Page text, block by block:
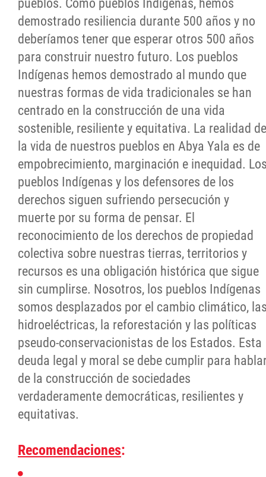
pueblos. Como pueblos Indígenas, hemos
demostrado resiliencia durante 500 años y no
deberíamos tener que esperar otros 500 años
para construir nuestro futuro. Los pueblos
Indígenas hemos demostrado al mundo que
nuestras formas de vida tradicionales se han
centrado en la construcción de una vida
sostenible, resiliente y equitativa. La realidad de
la vida de nuestros pueblos en Abya Yala es de
empobrecimiento, marginación e inequidad.
pueblos Indígenas y los defensores de los
derechos siguen sufriendo persecución y
muerte por su forma de pensar. El
reconocimiento de los derechos de propiedad
colectiva sobre nuestras tierras, territorios y
recursos es una obligación histórica que sigue
sin cumplirse. Nosotros, los pueblos Indígenas
somos desplazados por el cambio climático,
hidroeléctricas, la reforestación y las políticas
pseudo-conservacionistas de los Estados. Esta
deuda legal y moral se debe cumplir para
de la construcción de sociedades
verdaderamente democráticas, resilientes y
equitativas.
Recomendaciones: